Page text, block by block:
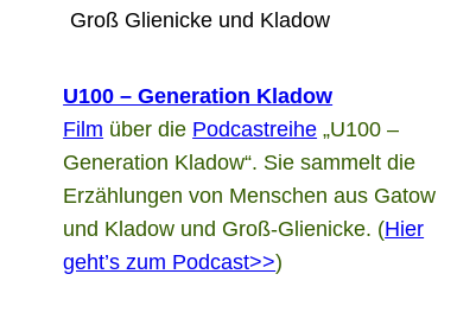
Groß Glienicke und Kladow
U100 – Generation Kladow
Film über die Podcastreihe „U100 –
Generation Kladow“. Sie sammelt die
Erzählungen von Menschen aus Gatow
und Kladow und Groß-Glienicke. (Hier
geht’s zum Podcast>>)